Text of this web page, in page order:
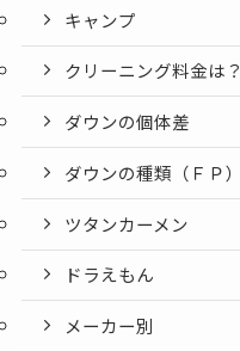
キャンプ
クリーニング料金は？
ダウンの個体差
ダウンの種類（ＦＰ）
ツタンカーメン
ドラえもん
メーカー別